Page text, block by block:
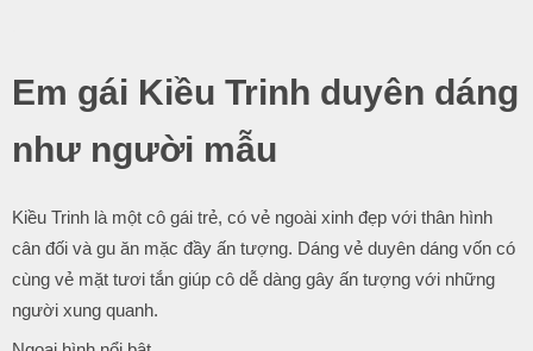
Em gái Kiều Trinh duyên dáng
như người mẫu
Kiều Trinh là một cô gái trẻ, có vẻ ngoài xinh đẹp với thân hình
cân đối và gu ăn mặc đầy ấn tượng. Dáng vẻ duyên dáng vốn có
cùng vẻ mặt tươi tắn giúp cô dễ dàng gây ấn tượng với những
người xung quanh.